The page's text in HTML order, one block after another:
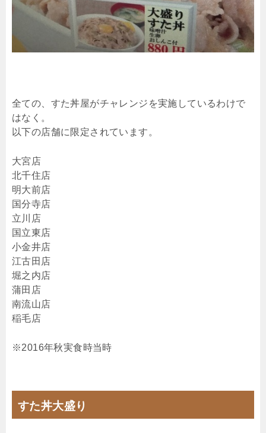
全ての、すた丼屋がチャレンジを実施しているわけで
はなく。
以下の店舗に限定されています。
大宮店
北千住店
明大前店
国分寺店
立川店
国立東店
小金井店
江古田店
堀之内店
蒲田店
南流山店
稲毛店
※2016年秋実食時当時
すた丼大盛り